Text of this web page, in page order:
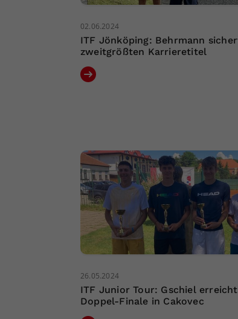
02.06.2024
ITF Jönköping: Behrmann
zweitgrößten Karrieretitel
26.05.2024
ITF Junior Tour: Gschiel erreicht
Doppel-Finale in Cakovec